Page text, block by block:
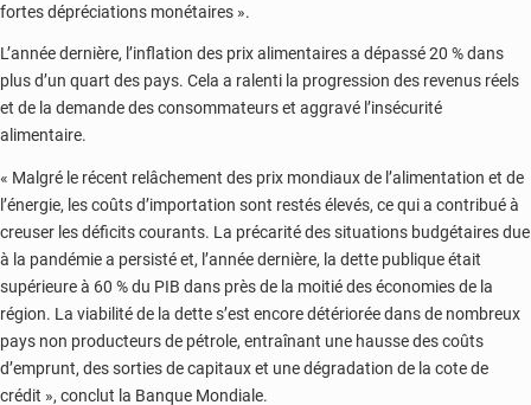
fortes dépréciations monétaires ».
L’année dernière, l’inflation des prix alimentaires a dépassé 20 % dans
plus d’un quart des pays. Cela a ralenti la progression des revenus réels
et de la demande des consommateurs et aggravé l’insécurité
alimentaire.
« Malgré le récent relâchement des prix mondiaux de l’alimentation et de
l’énergie, les coûts d’importation sont restés élevés, ce qui a contribué à
creuser les déficits courants. La précarité des situations budgétaires due
à la pandémie a persisté et, l’année dernière, la dette publique était
supérieure à 60 % du PIB dans près de la moitié des économies de la
région. La viabilité de la dette s’est encore détériorée dans de nombreux
pays non producteurs de pétrole, entraînant une hausse des coûts
d’emprunt, des sorties de capitaux et une dégradation de la cote de
crédit », conclut la Banque Mondiale.